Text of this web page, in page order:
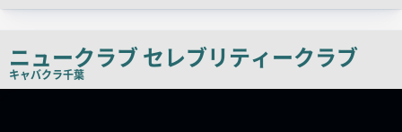
ー
ニュークラブ セレブリティークラブ
キャバクラ千葉